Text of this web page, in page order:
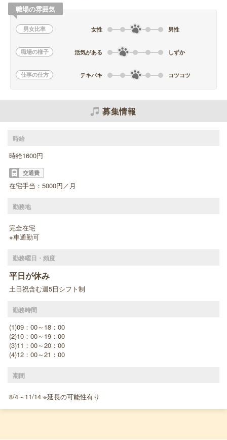
職場の雰囲気
男女比率 女性 男性
職場の様子 活気がある しずか
仕事の仕方 テキパキ コツコツ
募集情報
時給
時給1600円
交通費
在宅手当：5000円／月
勤務地
完全在宅
※車通勤可
勤務曜日・頻度
平日が休み
土日祝含む週5日シフト制
勤務時間
(1)09：00～18：00
(2)10：00～19：00
(3)11：00～20：00
(4)12：00～21：00
期間
8/4～11/14 ※延長の可能性有り